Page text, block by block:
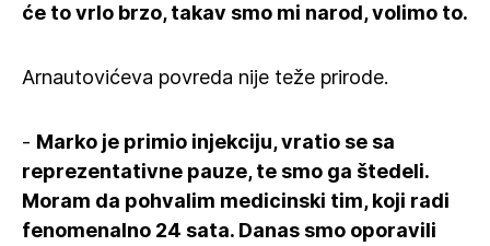
će to vrlo brzo, takav smo mi narod, volimo to.
Arnautovićeva povreda nije teže prirode.
- Marko je primio injekciju, vratio se sa
reprezentativne pauze, te smo ga štedeli.
Moram da pohvalim medicinski tim, koji radi
fenomenalno 24 sata. Danas smo oporavili